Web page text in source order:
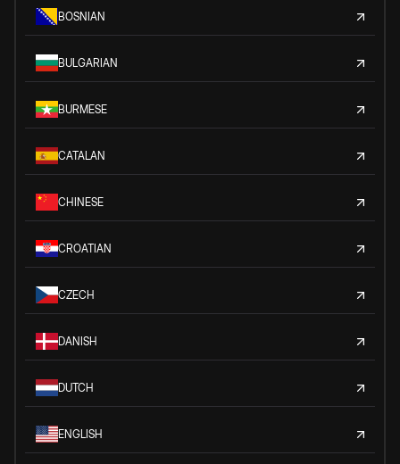
BOSNIAN
BULGARIAN
BURMESE
CATALAN
CHINESE
CROATIAN
CZECH
DANISH
DUTCH
ENGLISH